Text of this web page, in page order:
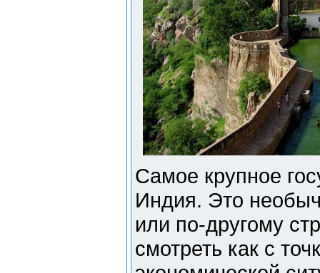
Самое крупное
Индия. Это
или по-другому
смотреть как с